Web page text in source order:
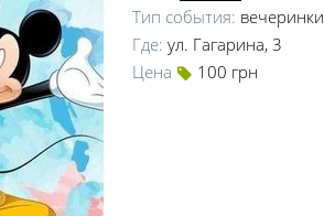
Тип события: вечеринки
Где: ул. Гагарина, 3
Цена
100 грн